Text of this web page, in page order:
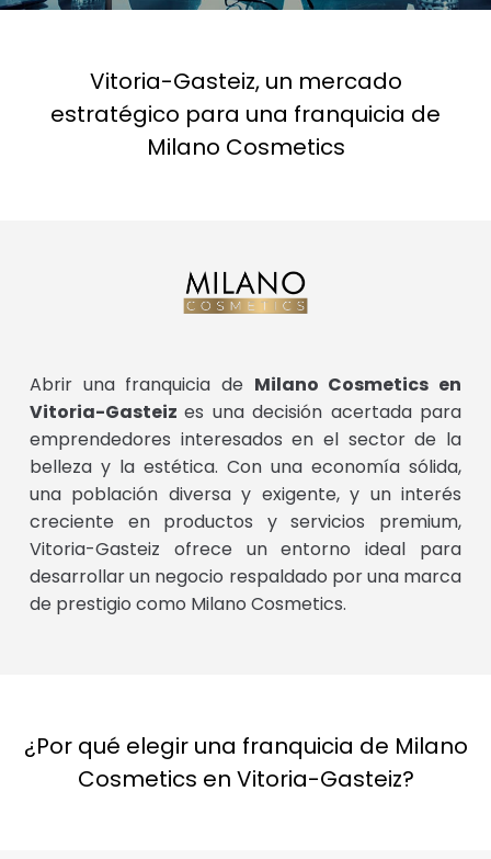
Vitoria-Gasteiz, un mercado
estratégico para una franquicia de
Milano Cosmetics
Abrir una franquicia de Milano Cosmetics en
Vitoria-Gasteizes una decisión acertada para
emprendedores interesados en el sector de la
belleza y la estética. Con una economía sólida,
una población diversa y exigente, y un interés
creciente en productos y servicios premium,
Vitoria-Gasteiz ofrece un entorno ideal para
desarrollar un negocio respaldado por una marca
de prestigio como Milano Cosmetics.
¿Por qué elegir una franquicia de Milano
Cosmetics en Vitoria-Gasteiz?